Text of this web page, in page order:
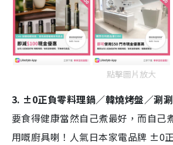
點擊圖片放大
3. ±0正負零料理鍋／韓燒烤盤／涮
要食得健康當然自己煮最好，而自己
用嘅廚具喇！人氣日本家電品牌 ±0